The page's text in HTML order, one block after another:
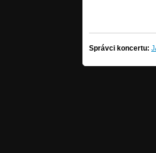
Správci koncertu: